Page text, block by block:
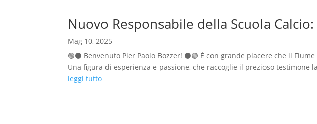
Nuovo Responsabile della Scuola
Mag 10, 2025
🟢⚫️ Benvenuto Pier Paolo Bozzer! ⚫️🟢 È con grande piacere che il
Una figura di esperienza e passione, che raccoglie il prezioso testimone
leggi tutto